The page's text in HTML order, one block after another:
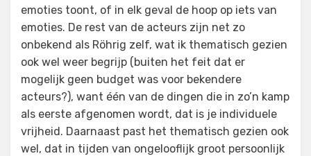
emoties toont, of in elk geval de hoop op iets van
emoties. De rest van de acteurs zijn net zo
onbekend als Röhrig zelf, wat ik thematisch gezien
ook wel weer begrijp (buiten het feit dat er
mogelijk geen budget was voor bekendere
acteurs?), want één van de dingen die in zo’n kamp
als eerste afgenomen wordt, dat is je individuele
vrijheid. Daarnaast past het thematisch gezien ook
wel, dat in tijden van ongelooflijk groot persoonlijk